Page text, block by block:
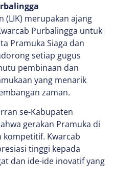
(LIK) merupakan ajang
Purbalingga untuk
Pramuka Siaga dan
setiap gugus
pembinaan dan
yang menarik
zaman.
se-Kabupaten
gerakan Pramuka di
kompetitif. Kwarcab
tinggi kepada
dan ide-ide inovatif yang